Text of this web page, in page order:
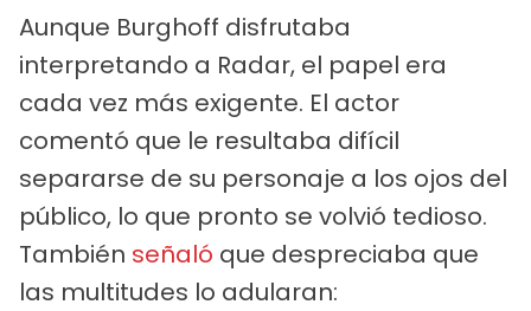
Aunque Burghoff disfrutaba
interpretando a Radar, el papel era
cada vez más exigente. El actor
comentó que le resultaba difícil
separarse de su personaje a los ojos del
público, lo que pronto se volvió tedioso.
También señaló que despreciaba que
las multitudes lo adularan: